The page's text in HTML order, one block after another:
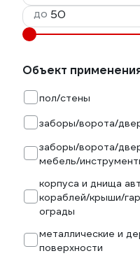
до
Объект
пол/стены
заборы/ворота/
заборы/ворота/
мебель/
корпуса и днища
кораблей/крыши/
ограды
металлические и
поверхности